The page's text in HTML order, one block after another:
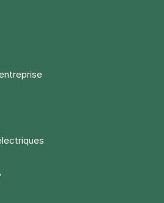
(37 avis)
- Robespierre - Cour
du droit d'asile